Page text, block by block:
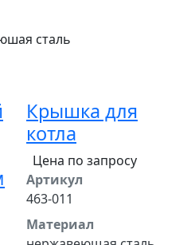
сталь
Крышка для
котла
Цена по запросу
Артикул
463-011
Материал